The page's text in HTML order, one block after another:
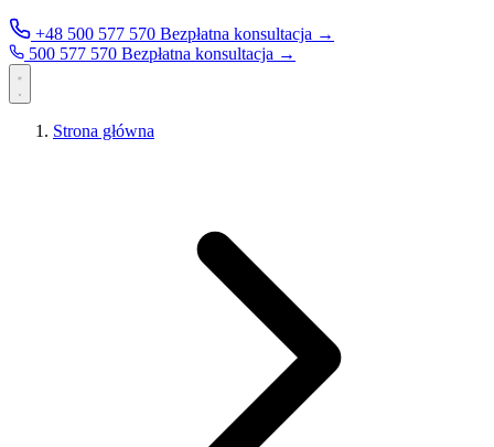
+48 500 577 570 Bezpłatna konsultacja →
500 577 570 Bezpłatna konsultacja →
Strona główna